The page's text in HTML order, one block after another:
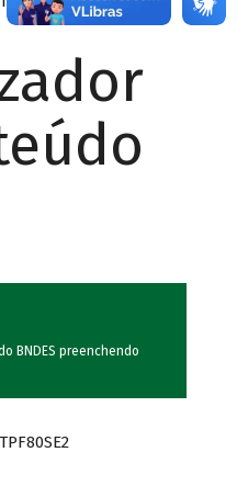
BNDES preenchendo